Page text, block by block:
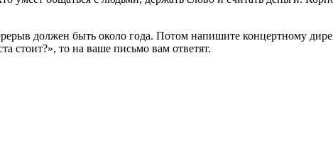
должен быть около года. Потом напишите концертному
стоит?», то на ваше письмо вам ответят.